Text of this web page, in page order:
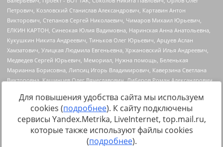
Источник:https://minjust.gov.ru/uploaded/files/reestr-
inostrannyih-agentov-22-03-2024.pdfданные на22.03.2024
Для повышения удобства сайта мы используем
cookies (подробнее). К сайту подключены
сервисы Yandex.Metrika, LiveInternet, top.mail.ru,
которые также используют файлы cookies
(подробнее).